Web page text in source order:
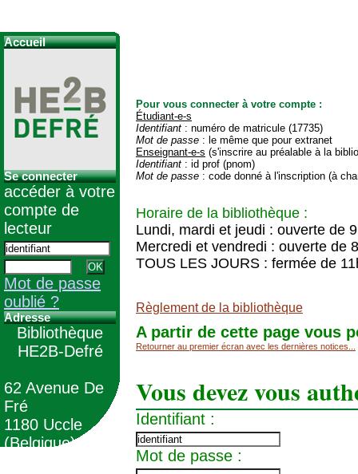
Pour vous connecter à votre compte :
Étudiant-e-s
Identifiant : numéro de matricule (17735)
Mot de passe : le même que pour extranet
Enseignant-e-s (s'inscrire au préalable à la
Identifiant : id prof (pnom)
Mot de passe : code donné à l'inscription (à
Horaire de la bibliothèque :
Lundi, mardi et jeudi : ouverte de
Mercredi et vendredi : ouverte de
TOUS LES JOURS : fermée de
Règlement de la bibliothèque
A partir de cette page vous
Retourner au premier écran avec les dernières notices...
Vous devez vous
Identifiant :
Mot de passe :
Accueil
Se connecter
accéder à votre
compte de
lecteur
Mot de passe
oublié ?
Adresse
Bibliothèque
HE2B-Defré
62 Avenue De
Fré
1180 Uccle
(Belgique)